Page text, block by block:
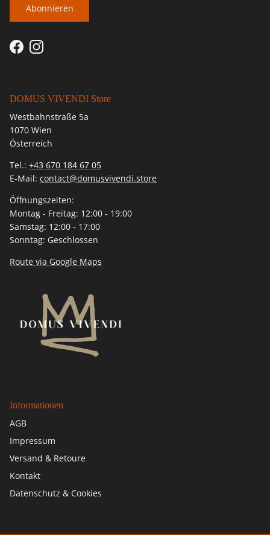
Abonnieren
FacebookInstagram
DOMUS VIVENDI Store
Westbahnstraße 5a
1070 Wien
Österreich
Tel.: +43 670 184 67 05
E-Mail: contact@domusvivendi.store
Öffnungszeiten:
Montag - Freitag: 12:00 - 19:00
Samstag: 12:00 - 17:00
Sonntag: Geschlossen
Route via Google Maps
Informationen
AGB
Impressum
Versand & Retoure
Kontakt
Datenschutz & Cookies